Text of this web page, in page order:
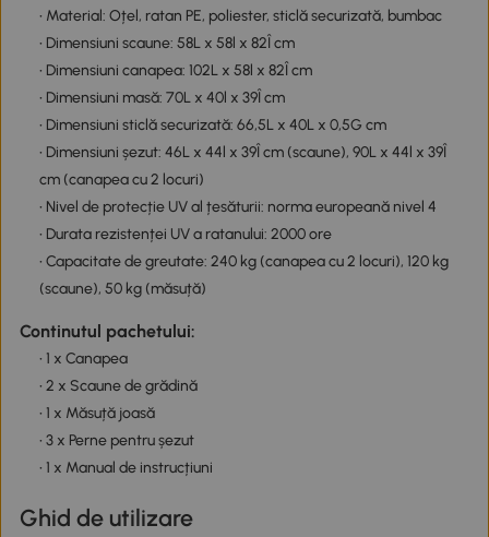
• Material: Oțel, ratan PE, poliester, sticlă securizată, bumbac
• Dimensiuni scaune: 58L x 58l x 82Î cm
• Dimensiuni canapea: 102L x 58l x 82Î cm
• Dimensiuni masă: 70L x 40l x 39Î cm
• Dimensiuni sticlă securizată: 66,5L x 40L x 0,5G cm
• Dimensiuni șezut: 46L x 44l x 39Î cm (scaune), 90L x 44l x 39Î
cm (canapea cu 2 locuri)
• Nivel de protecție UV al țesăturii: norma europeană nivel 4
• Durata rezistenței UV a ratanului: 2000 ore
• Capacitate de greutate: 240 kg (canapea cu 2 locuri), 120 kg
(scaune), 50 kg (măsuță)
Continutul pachetului:
• 1 x Canapea
• 2 x Scaune de grădină
• 1 x Măsuță joasă
• 3 x Perne pentru șezut
• 1 x Manual de instrucțiuni
Ghid de utilizare